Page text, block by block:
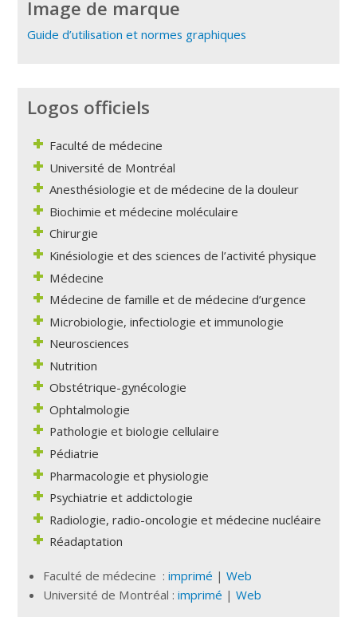
Image de marque
Guide d’utilisation et normes graphiques
Logos officiels
Faculté de médecine
Université de Montréal
Anesthésiologie et de médecine de la douleur
Biochimie et médecine moléculaire
Chirurgie
Kinésiologie et des sciences de l’activité physique
Médecine
Médecine de famille et de médecine d’urgence
Microbiologie, infectiologie et immunologie
Neurosciences
Nutrition
Obstétrique-gynécologie
Ophtalmologie
Pathologie et biologie cellulaire
Pédiatrie
Pharmacologie et physiologie
Psychiatrie et addictologie
Radiologie, radio-oncologie et médecine nucléaire
Réadaptation
Faculté de médecine :imprimé |Web
Université de Montréal :imprimé |Web